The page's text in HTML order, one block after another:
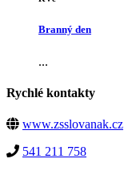
Branný den
...
Rychlé kontakty
www.zsslovanak.cz
541 211 758